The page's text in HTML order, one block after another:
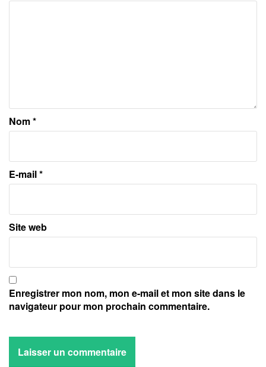
Nom*
E-mail*
Site web
Enregistrer mon nom, mon e-mail et mon site dans le
navigateur pour mon prochain commentaire.